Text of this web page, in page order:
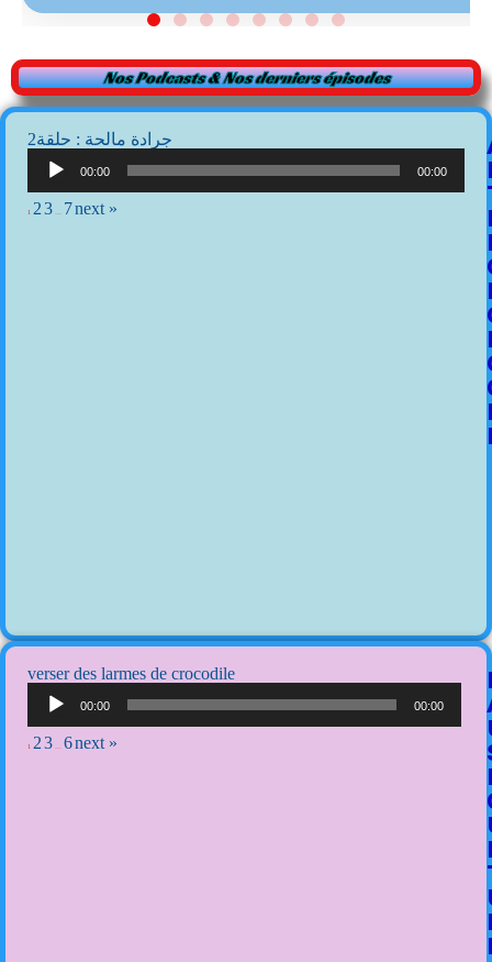
Nos Podcasts & Nos derniers épisodes
2جرادة مالحة : حلقة
00:00 00:00
1 23 7next »
verser des larmes de crocodile
00:00 00:00
1 23 6next »